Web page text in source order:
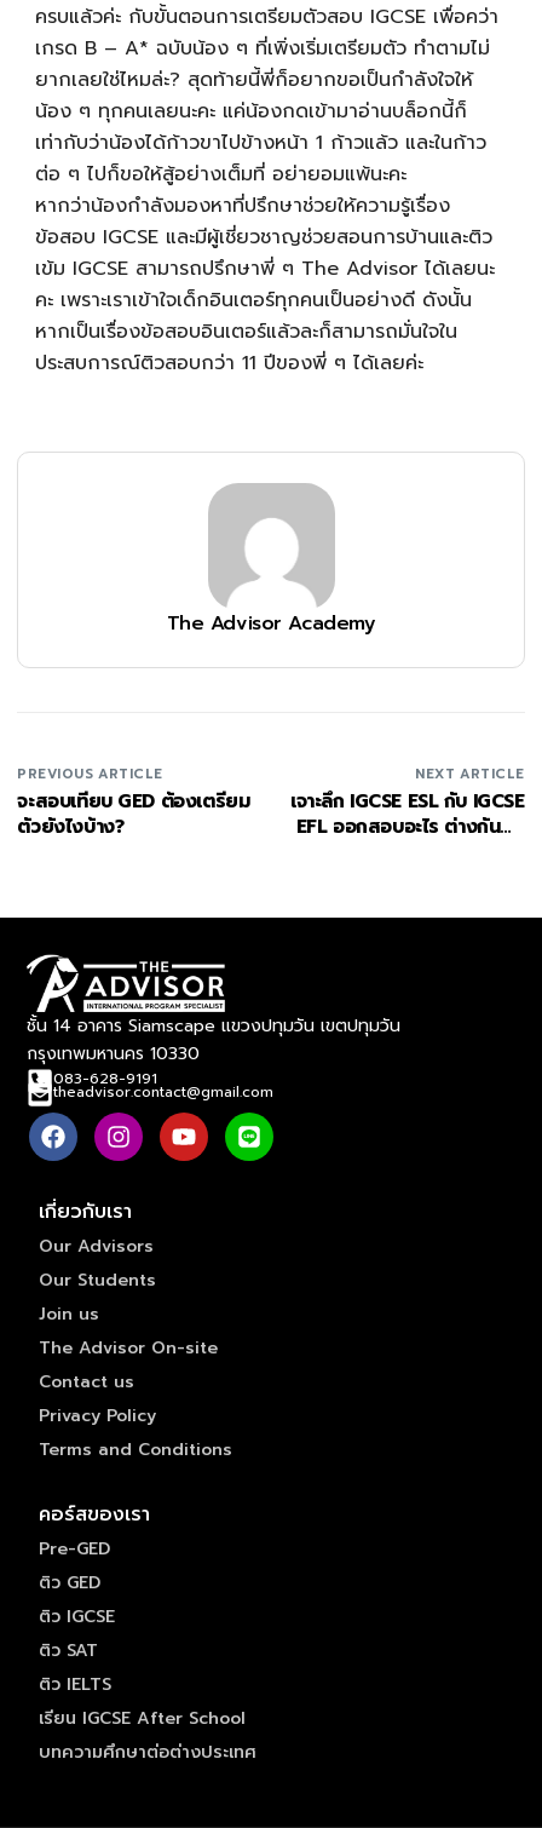
ครบแล้วค่ะ กับขั้นตอนการเตรียมตัวสอบ IGCSE เพื่อคว่า
เกรด B – A* ฉบับน้อง ๆ ที่เพิ่งเริ่มเตรียมตัว ทำตามไม่
ยากเลยใช่ไหมล่ะ? สุดท้ายนี้พี่ก็อยากขอเป็นกำลังใจให้
น้อง ๆ ทุกคนเลยนะคะ แค่น้องกดเข้ามาอ่านบล็อกนี้ก็
เท่ากับว่าน้องได้ก้าวขาไปข้างหน้า 1 ก้าวแล้ว และในก้าว
ต่อ ๆ ไปก็ขอให้สู้อย่างเต็มที่ อย่ายอมแพ้นะคะ
หากว่าน้องกำลังมองหาที่ปรึกษาช่วยให้ความรู้เรื่อง
ข้อสอบ IGCSE และมีผู้เชี่ยวชาญช่วยสอนการบ้านและติว
เข้ม IGCSE สามารถปรึกษาพี่ ๆ The Advisor ได้เลยนะ
คะ เพราะเราเข้าใจเด็กอินเตอร์ทุกคนเป็นอย่างดี ดังนั้น
หากเป็นเรื่องข้อสอบอินเตอร์แล้วละก็สามารถมั่นใจใน
ประสบการณ์ติวสอบกว่า 11 ปีของพี่ ๆ ได้เลยค่ะ
The Advisor Academy
PREVIOUS ARTICLE
จะสอบเทียบ GED ต้องเตรียม
ตัวยังไงบ้าง?
NEXT ARTICLE
เจาะลึก IGCSE ESL กับ IGCSE
EFL ออกสอบอะไร ต่างกันยัง
ชั้น 14 อาคาร Siamscape แขวงปทุมวัน เขตปทุมวัน
กรุงเทพมหานคร 10330
083-628-9191
theadvisor.contact@gmail.com
เกี่ยวกับเรา
Our Advisors
Our Students
Join us
The Advisor On-site
Contact us
Privacy Policy
Terms and Conditions
คอร์สของเรา
Pre-GED
ติว GED
ติว IGCSE
ติว SAT
ติว IELTS
เรียน IGCSE After School
บทความศึกษาต่อต่างประเทศ